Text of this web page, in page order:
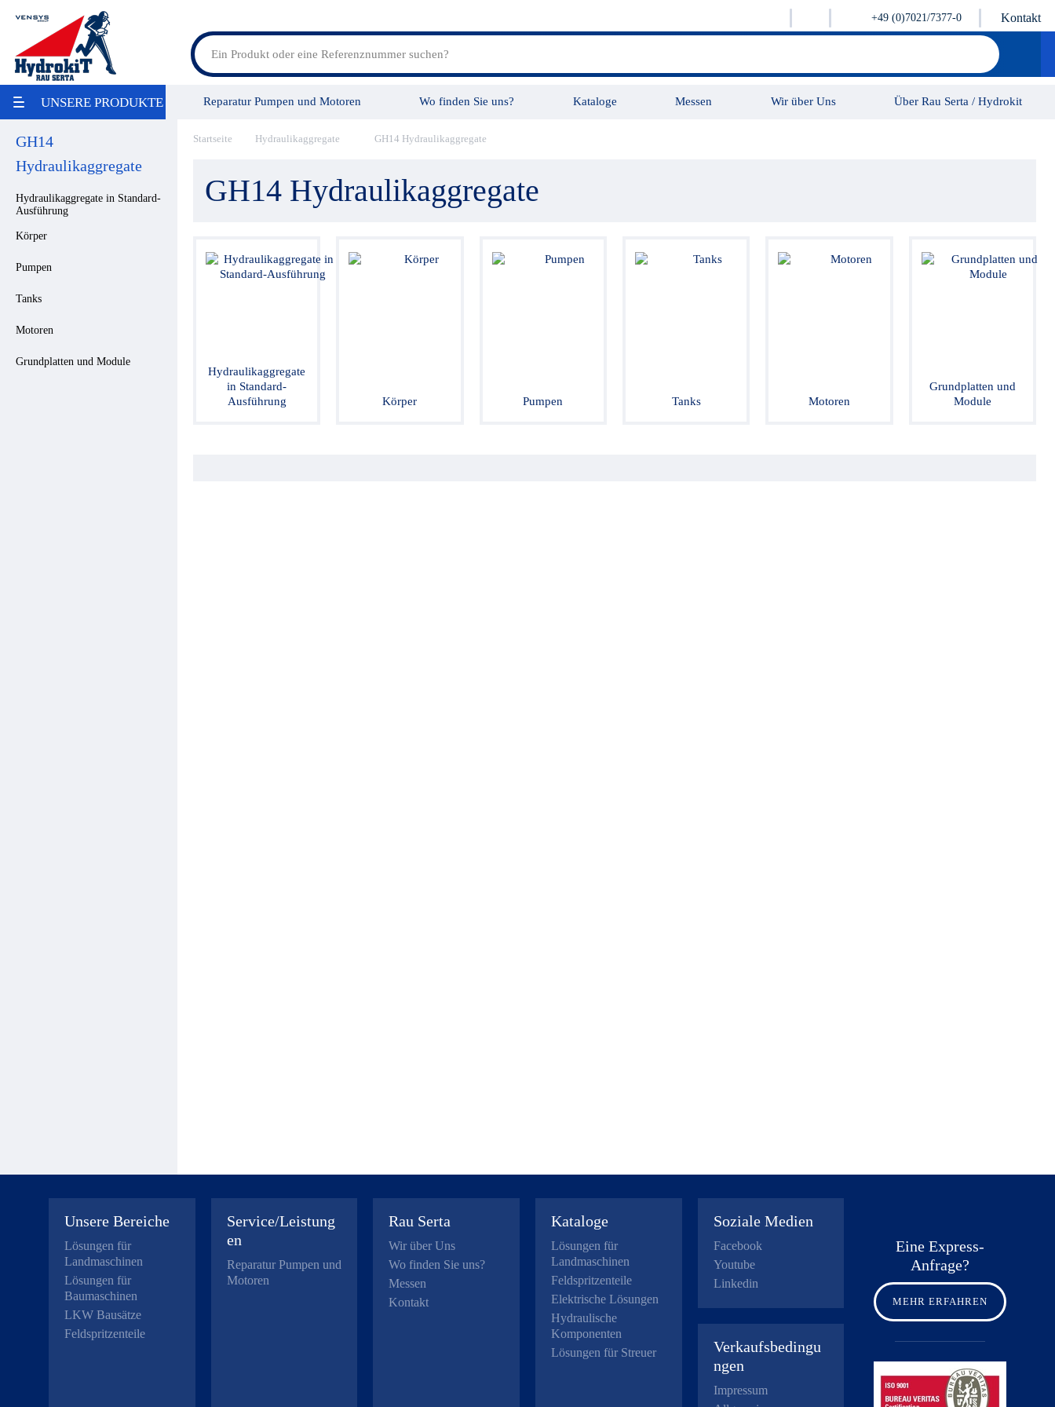
+49 (0)7021/7377-0 Kontakt
UNSERE PRODUKTE
Lösungen für Landmaschinen
Lösungen für Baumaschinen
LKW Bausätze
Industrie / Lebensmittelindustrie
Umweltschonung
Reparatur
Pumpen / Übersetzungsgetriebe
Filter
Hydraulikaggregate
Hydraulikspeicher
Hydraulikventile
Reparatur Pumpen und Motoren Wo finden Sie uns? Kataloge Messen Wir über Uns Über Rau Serta / Hydrokit
Vensys Gruppe Service/Leistungen
GH14
Hydraulikaggregate
Hydraulikaggregate in Standard-
Ausführung
Körper
Pumpen
Tanks
Motoren
Grundplatten und Module
Startseite Hydraulikaggregate GH14 Hydraulikaggregate
GH14 Hydraulikaggregate
Hydraulikaggregate
in Standard-
Ausführung
Körper Pumpen Tanks Motoren
Grundplatten und
Module
Unsere Bereiche
Lösungen für
Landmaschinen
Lösungen für
Baumaschinen
LKW Bausätze
Feldspritzenteile
Service/Leistung
en
Reparatur Pumpen und
Motoren
Rau Serta
Wir über Uns
Wo finden Sie uns?
Messen
Kontakt
Kataloge
Lösungen für
Landmaschinen
Feldspritzenteile
Elektrische Lösungen
Hydraulische
Komponenten
Lösungen für Streuer
Soziale Medien
Facebook
Youtube
Linkedin
Verkaufsbedingu
ngen
Impressum
Eine Express-
Anfrage?
MEHR ERFAHREN